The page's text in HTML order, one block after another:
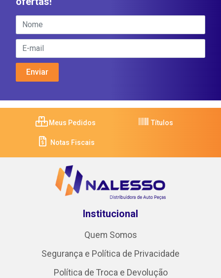
Meus Pedidos Títulos
Notas Fiscais
Institucional
Quem Somos
Segurança e Política de Privacidade
Política de Troca e Devolução